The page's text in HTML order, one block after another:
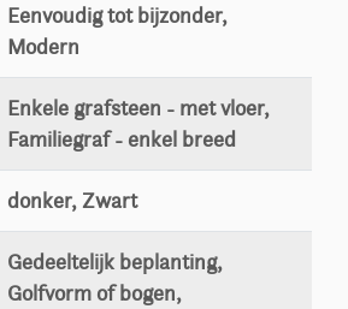
Eenvoudig tot bijzonder,
Modern
Enkele grafsteen - met vloer,
Familiegraf - enkel breed
donker, Zwart
Gedeeltelijk beplanting,
Golfvorm of bogen,